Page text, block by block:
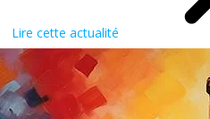
Lire cette actualité